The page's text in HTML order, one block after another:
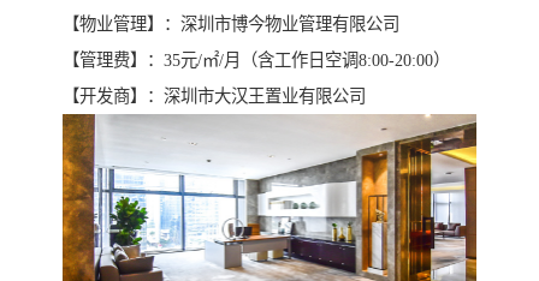
【物业管理】：深圳市博今物业管理有限公司
【管理费】：35元/㎡/月（含工作日空调8:00-20:00）
【开发商】：深圳市大汉王置业有限公司